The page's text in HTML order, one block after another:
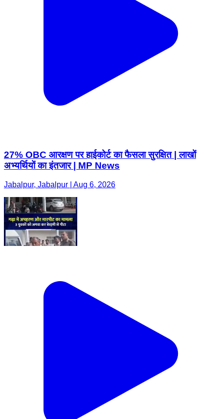
27% OBC आरक्षण पर हाईकोर्ट का फैसला सुरक्षित | लाखों
अभ्यर्थियों का इंतजार | MP News
Jabalpur, Jabalpur | Aug 6, 2026